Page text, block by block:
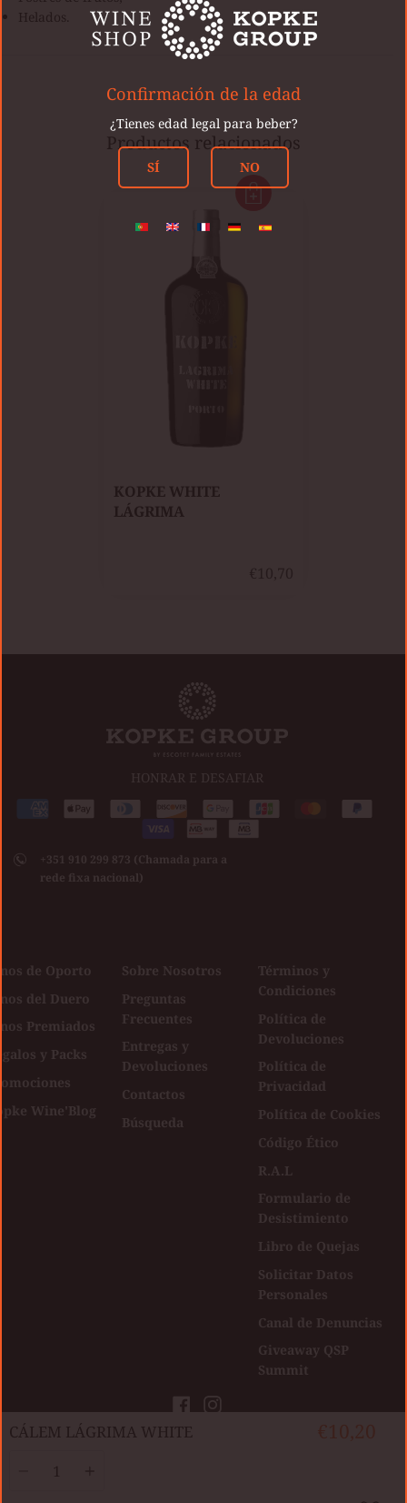
​CÁLEM LÁGRIMA WHITE
Helados.
Productos relacionados
KOPKE WHITE
LÁGRIMA
HONRAR E DESAFIAR
Medios
aceptados
AmericanApple
Diners DiscoverGoogle
pay
Jcb Master Paypal
Visa
+351 910 299 873 (Chamada para a
rede fixa nacional)
de Oporto
del Duero
Premiados
y Packs
Wine'Blog
Sobre Nosotros
Preguntas
Frecuentes
Entregas y
Devoluciones
Contactos
Búsqueda
Términos y
Condiciones
Política de
Devoluciones
Política de
Privacidad
Política de Cookies
Código Ético
R.A.L
Formulario de
Desistimiento
Libro de Quejas
Solicitar Datos
Personales
Canal de Denuncias
Giveaway QSP
Summit
FacebookInstagram
Confirmación de la edad
¿Tienes edad legal para beber?
SÍ NO